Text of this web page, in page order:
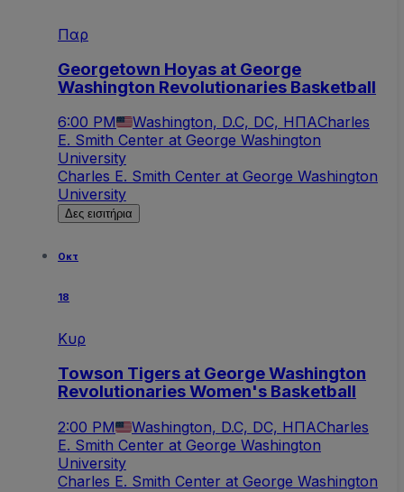
Παρ
Georgetown Hoyas at George
Washington Revolutionaries Basketball
6:00 PM Washington, D.C, DC, ΗΠΑCharles
E. Smith Center at George Washington
University
Charles E. Smith Center at George Washington
University
Δες εισιτήρια
Οκτ
18
Κυρ
Towson Tigers at George Washington
Revolutionaries Women's Basketball
2:00 PM Washington, D.C, DC, ΗΠΑCharles
E. Smith Center at George Washington
University
Charles E. Smith Center at George Washington